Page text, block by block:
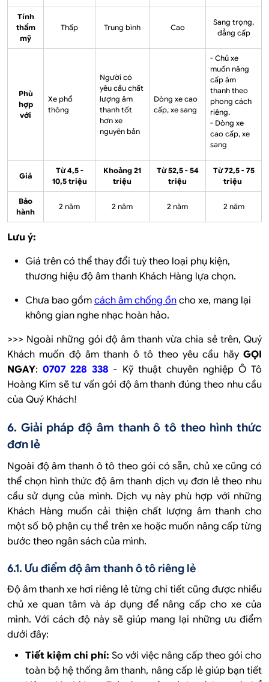
Tính
thẩm
mỹ
Thấp Trung bình Cao
Sang trọng,
đẳng cấp
Phù
hợp
với
Xe phổ
thông
Người có
yêu cầu chất
lượng âm
thanh tốt
hơn xe
nguyên bản
Dòng xe cao
cấp, xe sang
- Chủ xe
muốn nâng
cấp âm
thanh theo
phong cách
riêng.
- Dòng xe
cao cấp, xe
sang
Giá
Từ 4,5 -
10,5 triệu
Khoảng 21
triệu
Từ 52,5 - 54
triệu
Từ 72,5 - 75
triệu
Bảo
hành
2 năm 2 năm 2 năm 2 năm
Lưu ý:
Giá trên có thể thay đổi tuỳ theo loại phụ kiện,
thương hiệu độ âm thanh Khách Hàng lựa chọn.
Chưa bao gồm cách âm chống ồn cho xe, mang lại
không gian nghe nhạc hoàn hảo.
>>> Ngoài những gói độ âm thanh vừa chia sẻ trên, Quý
Khách muốn độ âm thanh ô tô theo yêu cầu hãyGỌI
NGAY:0707 228 338 - Kỹ thuật chuyên nghiệp Ô Tô
Hoàng Kim sẽ tư vấn gói độ âm thanh đúng theo nhu cầu
của Quý Khách!
6. Giải pháp độ âm thanh ô tô theo hình thức
đơn lẻ
Ngoài độ âm thanh ô tô theo gói có sẵn, chủ xe cũng có
thể chọn hình thức độ âm thanh dịch vụ đơn lẻ theo nhu
cầu sử dụng của mình. Dịch vụ này phù hợp với những
Khách Hàng muốn cải thiện chất lượng âm thanh cho
một số bộ phận cụ thể trên xe hoặc muốn nâng cấp từng
bước theo ngân sách của mình.
6.1. Ưu điểm độ âm thanh ô tô riêng lẻ
Độ âm thanh xe hơi riêng lẻ từng chi tiết cũng được nhiều
chủ xe quan tâm và áp dụng để nâng cấp cho xe của
mình. Với cách độ này sẽ giúp mang lại những ưu điểm
dưới đây:
Tiết kiệm chi phí: So với việc nâng cấp theo gói cho
toàn bộ hệ thống âm thanh, nâng cấp lẻ giúp bạn tiết